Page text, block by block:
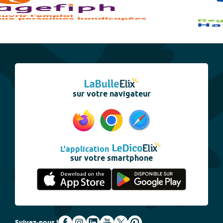
sur votre navigateur
L'application
sur votre smartphone